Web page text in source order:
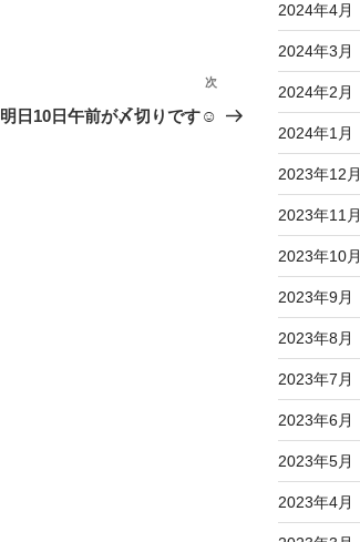
次
の
次
明日10日午前が〆切りです☺
2024年4月
2024年3月
2024年2月
2024年1月
2023年12月
2023年11月
2023年10月
2023年9月
2023年8月
2023年7月
2023年6月
2023年5月
2023年4月